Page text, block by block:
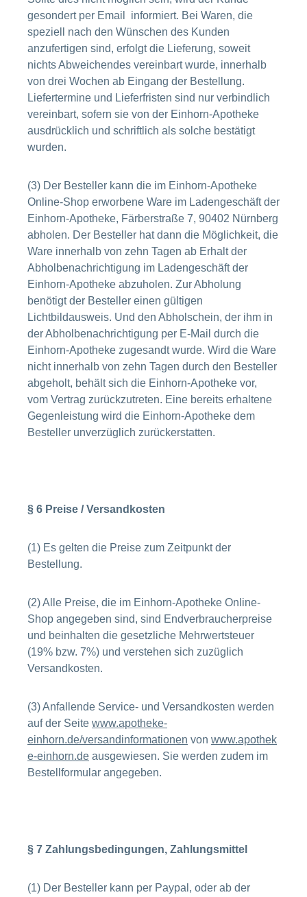
gesondert per Email informiert. Bei Waren, die
speziell nach den Wünschen des Kunden
anzufertigen sind, erfolgt die Lieferung, soweit
nichts Abweichendes vereinbart wurde, innerhalb
von drei Wochen ab Eingang der Bestellung.
Liefertermine und Lieferfristen sind nur verbindlich
vereinbart, sofern sie von der Einhorn-Apotheke
ausdrücklich und schriftlich als solche bestätigt
wurden.
(3) Der Besteller kann die im Einhorn-Apotheke
Online-Shop erworbene Ware im Ladengeschäft der
Einhorn-Apotheke, Färberstraße 7, 90402 Nürnberg
abholen. Der Besteller hat dann die Möglichkeit, die
Ware innerhalb von zehn Tagen ab Erhalt der
Abholbenachrichtigung im Ladengeschäft der
Einhorn-Apotheke abzuholen. Zur Abholung
benötigt der Besteller einen gültigen
Lichtbildausweis. Und den Abholschein, der ihm in
der Abholbenachrichtigung per E-Mail durch die
Einhorn-Apotheke zugesandt wurde. Wird die Ware
nicht innerhalb von zehn Tagen durch den Besteller
abgeholt, behält sich die Einhorn-Apotheke vor,
vom Vertrag zurückzutreten. Eine bereits erhaltene
Gegenleistung wird die Einhorn-Apotheke dem
Besteller unverzüglich zurückerstatten.
§ 6 Preise / Versandkosten
(1) Es gelten die Preise zum Zeitpunkt der
Bestellung.
(2) Alle Preise, die im Einhorn-Apotheke Online-
Shop angegeben sind, sind Endverbraucherpreise
und beinhalten die gesetzliche Mehrwertsteuer
(19% bzw. 7%) und verstehen sich zuzüglich
Versandkosten.
(3) Anfallende Service- und Versandkosten werden
auf der Seite www.apotheke-
einhorn.de/versandinformationen von www.apothek
e-einhorn.de ausgewiesen. Sie werden zudem im
Bestellformular angegeben.
§ 7 Zahlungsbedingungen, Zahlungsmittel
(1) Der Besteller kann per Paypal, oder ab der